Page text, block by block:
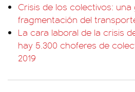
Crisis de los colectivos:
fragmentación del
La cara laboral de la crisis
hay 5.300 choferes de
2019